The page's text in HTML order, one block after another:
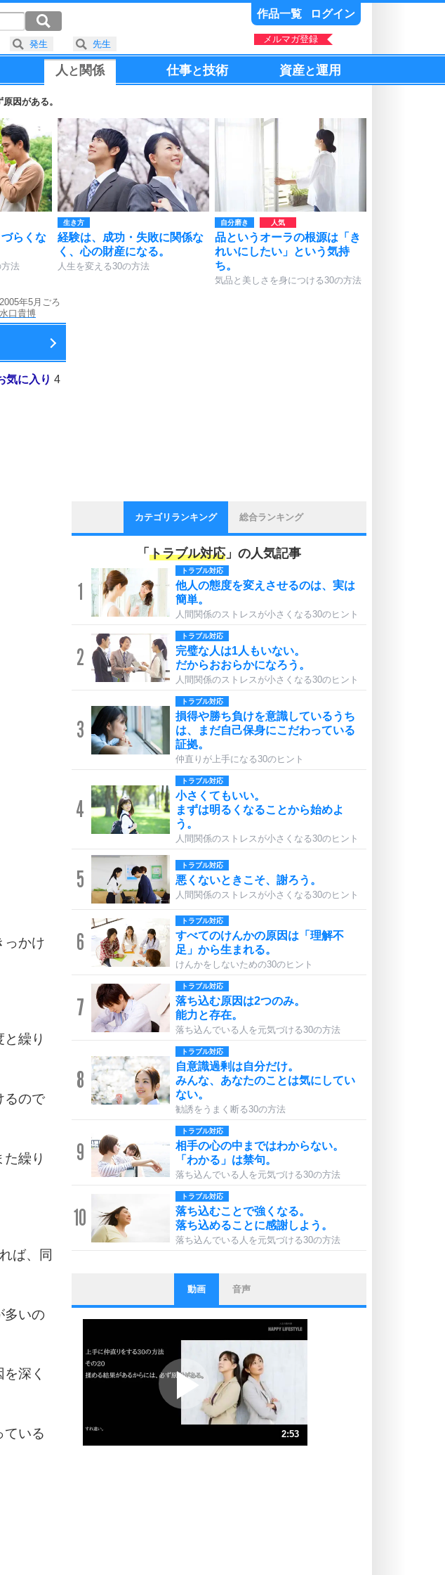
作品一覧 ログイン
メルマガ登録
人と 関係 仕事と技術 資産と運用
因がある。
らくな
法
生き方
経験は、成功・失敗に関係な
く、心の財産になる。
人生を変える30の方法
自分磨き
品というオーラの根源は「き
れいにしたい」という気持
ち。
気品と美しさを身につける30の方法
年5月ごろ
水口貴博
っかけ
繰り
るので
繰り
ば、同
多いの
深く
ている
カテゴリランキング 総合ランキング
「 トラブル対応」の人気記事
1
トラブル対応
他人の態度を変えさせるのは、実は
簡単。
人間関係のストレスが小さくなる30のヒント
2
トラブル対応
完璧な人は1人もいない。
だからおおらかになろう。
人間関係のストレスが小さくなる30のヒント
3
トラブル対応
損得や勝ち負けを意識しているうち
は、まだ自己保身にこだわっている
証拠。
仲直りが上手になる30のヒント
4
トラブル対応
小さくてもいい。
まずは明るくなることから始めよ
う。
人間関係のストレスが小さくなる30のヒント
5
トラブル対応
悪くないときこそ、謝ろう。
人間関係のストレスが小さくなる30のヒント
6
トラブル対応
すべてのけんかの原因は「理解不
足」から生まれる。
けんかをしないための30のヒント
7
トラブル対応
落ち込む原因は2つのみ。
能力と存在。
落ち込んでいる人を元気づける30の方法
8
トラブル対応
自意識過剰は自分だけ。
みんな、あなたのことは気にしてい
ない。
勧誘をうまく断る30の方法
9
トラブル対応
相手の心の中まではわからない。
「わかる」は禁句。
落ち込んでいる人を元気づける30の方法
10
トラブル対応
落ち込むことで強くなる。
落ち込めることに感謝しよう。
落ち込んでいる人を元気づける30の方法
1
ストレス対策
他人と比べない。
いっそのこと、他人を見ない。
ポジティブになれない原因は、行動
しないから。
ポジティブ思考になる30の方法
3
ストレス対策
動画 音声
2:53
発生 先生